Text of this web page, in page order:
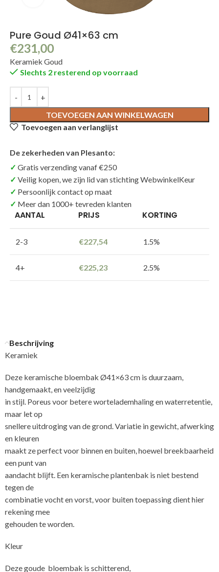
Pure Goud Ø41×63 cm
€231,00
Keramiek Goud
Slechts 2 resterend op voorraad
TOEVOEGEN AAN WINKELWAGEN
Toevoegen aan verlanglijst
De zekerheden van Plesanto:
Gratis verzending vanaf €250
Veilig kopen, we zijn lid van stichting WebwinkelKeur
Persoonlijk contact op maat
Meer dan 1000+ tevreden klanten
AANTAL PRIJS KORTING
2-3 €227,54 1.5%
4+ €225,23 2.5%
Beschrijving
Keramiek
Deze keramische bloembak Ø41×63 cm is duurzaam,
handgemaakt, en veelzijdig
in stijl. Poreus voor betere wortelademhaling en waterretentie,
maar let op
snellere uitdroging van de grond. Variatie in gewicht, afwerking
en kleuren
maakt ze perfect voor binnen en buiten, hoewel breekbaarheid
een punt van
aandacht blijft. Een keramische plantenbak is niet bestend
tegen de
combinatie vocht en vorst, voor buiten toepassing dient hier
rekening mee
gehouden te worden.
Kleur
Deze goude bloembak is schitterend,